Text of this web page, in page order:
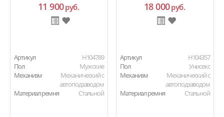
11 900руб.
Артикул
H104789
Пол
Мужские
Механизм
Механический с
автоподзаводом
Материал ремня
Стальной
18 000руб.
Артикул
H104357
Пол
Унисекс
Механизм
Механический с
автоподзаводом
Материал ремня
Стальной